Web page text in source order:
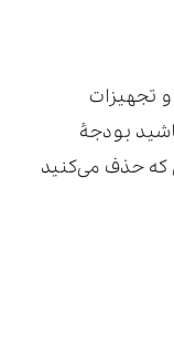
تجهیزات
بودجۀ
که حذف می‌کنید